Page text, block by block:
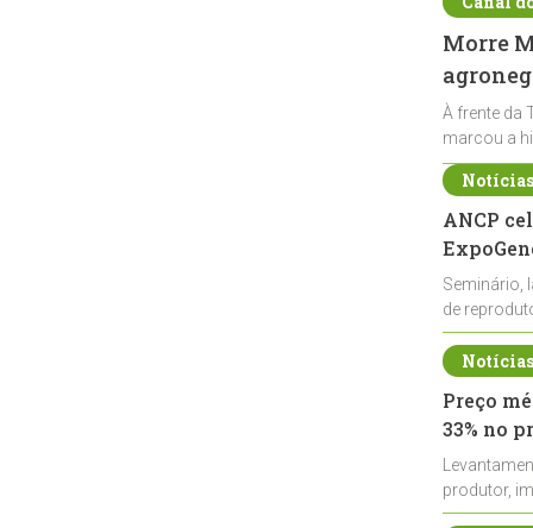
Morre
À frente da
marcou a
ANCP
Seminário,
de
durante a
Preço
33% no
produtor,
de leite cru